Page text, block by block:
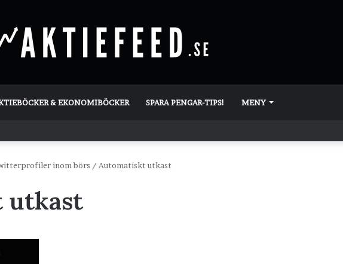
& EKONOMIBÖCKER SPARA PENGAR-TIPS! MENY
inom börs / Automatiskt utkast
utkast